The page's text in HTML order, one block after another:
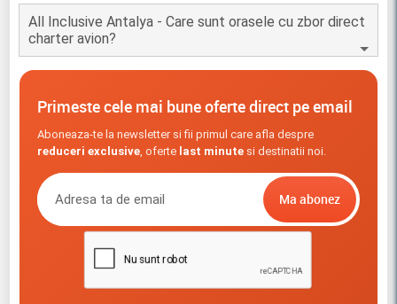
All Inclusive Antalya - Care sunt orasele cu zbor direct
charter avion?
Primeste cele mai bune oferte direct pe email
Aboneaza-te la newsletter si fii primul care afla despre
reduceri exclusive, oferte last minutesi destinatii noi.